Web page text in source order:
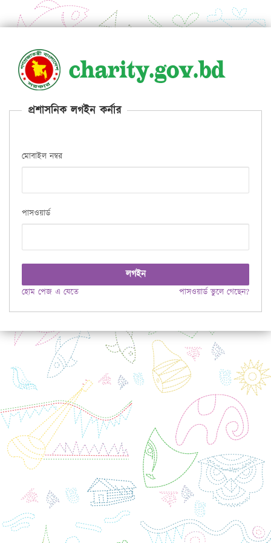
প্রশাসনিক লগইন কর্নার
মোবাইল নম্বর
পাসওয়ার্ড
লগইন
হোম পেজ এ যেতে পাসওয়ার্ড ভুলে গেছেন?